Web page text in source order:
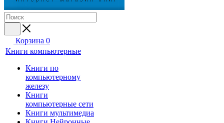
Корзина 0
Книги компьютерные
Книги по
компьютерному
железу
Книги
компьютерные сети
Книги мультимедиа